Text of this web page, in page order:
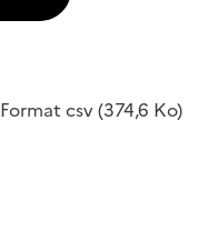
Format csv(374,6 Ko)